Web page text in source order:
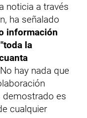
noticia a través
ha señalado
información
la
hay nada que
demostrado es
cualquier